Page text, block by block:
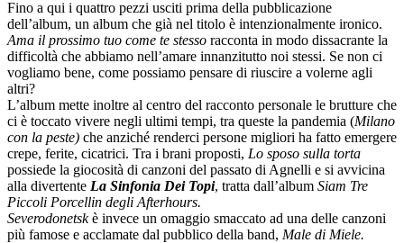
Fino a qui i quattro pezzi usciti prima della pubblicazione
dell’album, un album che già nel titolo è intenzionalmente ironico.
Ama il prossimo tuo come te stesso racconta in modo dissacrante la
difficoltà che abbiamo nell’amare innanzitutto noi stessi. Se non ci
vogliamo bene, come possiamo pensare di riuscire a volerne agli
altri?
L’album mette inoltre al centro del racconto personale le brutture che
ci è toccato vivere negli ultimi tempi, tra queste la pandemia (Milano
con la peste) che anziché renderci persone migliori ha fatto emergere
crepe, ferite, cicatrici. Tra i brani proposti, Lo sposo sulla torta
possiede la giocosità di canzoni del passato di Agnelli e si avvicina
alla divertente La Sinfonia Dei Topi, tratta dall’album Siam Tre
Piccoli Porcellin degli Afterhours.
Severodonetskè invece un omaggio smaccato ad una delle canzoni
più famose e acclamate dal pubblico della band, Male di Miele.